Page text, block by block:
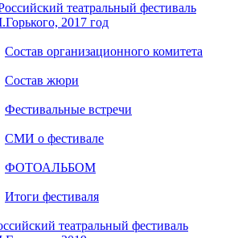
театральный фестиваль
2017 год
Состав организационного комитета
Состав жюри
Фестивальные встречи
СМИ о фестивале
ФОТОАЛЬБОМ
Итоги фестиваля
театральный фестиваль